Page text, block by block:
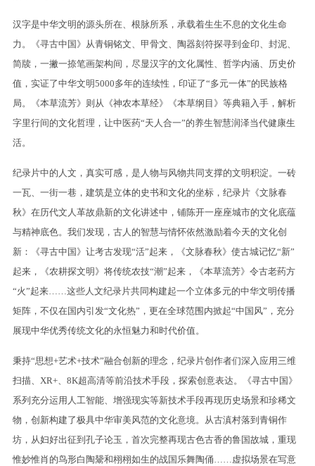
汉字是中华文明的源头所在、根脉所系，承载着生生不息的文化生命
力。《寻古中国》从青铜铭文、甲骨文、陶器刻符探寻到金印、封泥、
简牍，一撇一捺笔画架构间，尽显汉字的文化属性、哲学内涵、历史价
值，实证了中华文明5000多年的连续性，印证了“多元一体”的民族格
局。《本草流芳》则从《神农本草经》《本草纲目》等典籍入手，解析
字里行间的文化哲理，让中医药“天人合一”的养生智慧润泽当代健康生
活。
纪录片中的人文，真实可感，是人物与风物共同支撑的文明积淀。一砖
一瓦、一街一巷，建筑是立体的史书和文化的坐标，纪录片《文脉春
秋》在历代文人革故鼎新的文化讲述中，铺陈开一座座城市的文化底蕴
与精神底色。我们发现，古人的智慧与情怀依然激励着今天的文化创
新：《寻古中国》让考古发现“活”起来，《文脉春秋》使古城记忆“新”
起来，《农耕探文明》将传统农技“潮”起来，《本草流芳》令古老药方
“火”起来……这些人文纪录片共同构建起一个立体多元的中华文明传播
矩阵，不仅在国内引发“文化热”，更在全球范围内掀起“中国风”，充分
展现中华优秀传统文化的永恒魅力和时代价值。
秉持“思想+艺术+技术”融合创新的理念，纪录片创作者们深入应用三维
扫描、XR+、8K超高清等前沿技术手段，探索创意表达。《寻古中国》
系列充分运用人工智能、增强现实等新技术手段再现历史场景和珍稀文
物，创新构建了极具中华审美风范的文化意境。从古滇村落到青铜作
坊，从妇好出征到孔子论玉，首次完整再现古色古香的鲁国故城，重现
惟妙惟肖的鸟形白陶鬶和栩栩如生的战国乐舞陶俑……虚拟场景在写意